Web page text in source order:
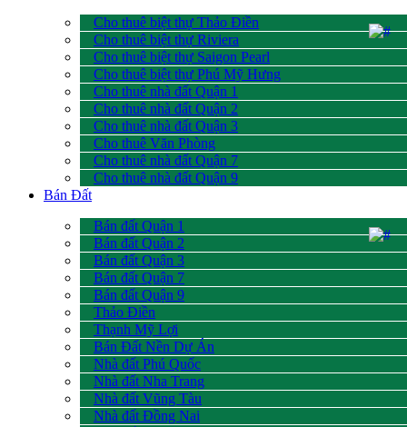
Cho thuê biệt thự Thảo Điền
Cho thuê biệt thự Riviera
Cho thuê biệt thự Saigon Pearl
Cho thuê biệt thự Phú Mỹ Hưng
Cho thuê nhà đất Quận 1
Cho thuê nhà đất Quận 2
Cho thuê nhà đất Quận 3
Cho thuê Văn Phòng
Cho thuê nhà đất Quận 7
Cho thuê nhà đất Quận 9
Bán Đất
Bán đất Quận 1
Bán đất Quận 2
Bán đất Quận 3
Bán đất Quận 7
Bán đất Quận 9
Thảo Điền
Thạnh Mỹ Lợi
Bán Đất Nền Dự Án
Nhà đất Phú Quốc
Nhà đất Nha Trang
Nhà đất Vũng Tàu
Nhà đất Đồng Nai